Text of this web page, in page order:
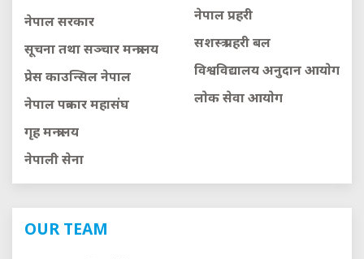
नेपाल सरकार
सूचना तथा सञ्चार मन्त्रालय
प्रेस काउन्सिल नेपाल
नेपाल पत्रकार महासंघ
गृह मन्त्रालय
नेपाली सेना
नेपाल प्रहरी
सशस्त्र प्रहरी बल
विश्वविद्यालय अनुदान आयाेग
लाेक सेवा आयाेग
OUR TEAM